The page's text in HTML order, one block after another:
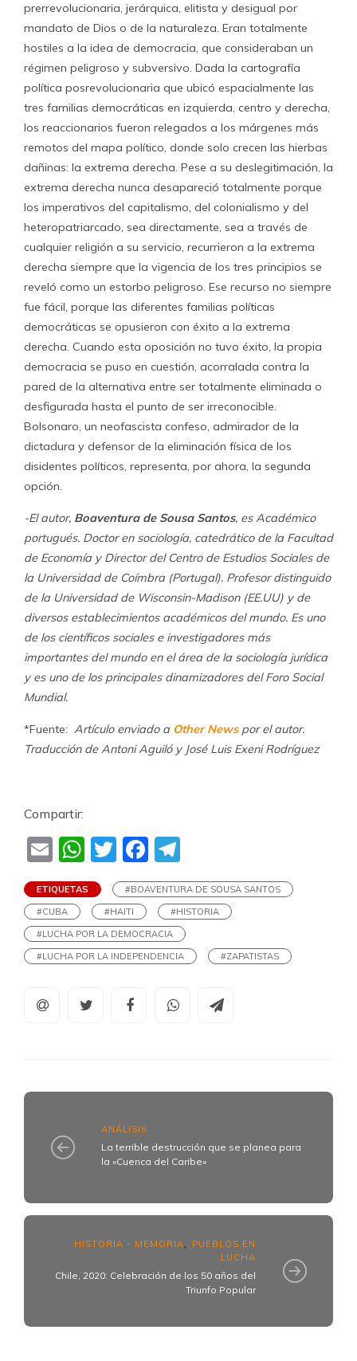
prerrevolucionaria, jerárquica, elitista y desigual por
mandato de Dios o de la naturaleza. Eran totalmente
hostiles a la idea de democracia, que consideraban un
régimen peligroso y subversivo. Dada la cartografía
política posrevolucionaria que ubicó espacialmente las
tres familias democráticas en izquierda, centro y derecha,
los reaccionarios fueron relegados a los márgenes más
remotos del mapa político, donde solo crecen las hierbas
dañinas: la extrema derecha. Pese a su deslegitimación, la
extrema derecha nunca desapareció totalmente porque
los imperativos del capitalismo, del colonialismo y del
heteropatriarcado, sea directamente, sea a través de
cualquier religión a su servicio, recurrieron a la extrema
derecha siempre que la vigencia de los tres principios se
reveló como un estorbo peligroso. Ese recurso no siempre
fue fácil, porque las diferentes familias políticas
democráticas se opusieron con éxito a la extrema
derecha. Cuando esta oposición no tuvo éxito, la propia
democracia se puso en cuestión, acorralada contra la
pared de la alternativa entre ser totalmente eliminada o
desfigurada hasta el punto de ser irreconocible.
Bolsonaro, un neofascista confeso, admirador de la
dictadura y defensor de la eliminación física de los
disidentes políticos, representa, por ahora, la segunda
opción.
-El autor, Boaventura de Sousa Santos, es Académico
portugués. Doctor en sociología, catedrático de la Facultad
de Economía y Director del Centro de Estudios Sociales de
la Universidad de Coímbra (Portugal). Profesor distinguido
de la Universidad de Wisconsin-Madison (EE.UU) y de
diversos establecimientos académicos del mundo. Es uno
de los científicos sociales e investigadores más
importantes del mundo en el área de la sociología jurídica
y es uno de los principales dinamizadores del Foro Social
Mundial.
*Fuente: Artículo enviado a Other News por el autor.
Traducción de Antoni Aguiló y José Luis Exeni Rodríguez
Compartir:
EmailWhatsApp
TwitterFacebook
ETIQUETAS
#BOAVENTURA DE SOUSA SANTOS
#CUBA
#HAITI
#HISTORIA
#LUCHA POR LA DEMOCRACIA
#LUCHA POR LA INDEPENDENCIA
#ZAPATISTAS
ANÁLISIS
La terrible destrucción que se planea ‎para
la «Cuenca del Caribe»‎
HISTORIA - MEMORIA
PUEBLOS EN
LUCHA
Chile, 2020: Celebración de los 50 años del
Triunfo Popular